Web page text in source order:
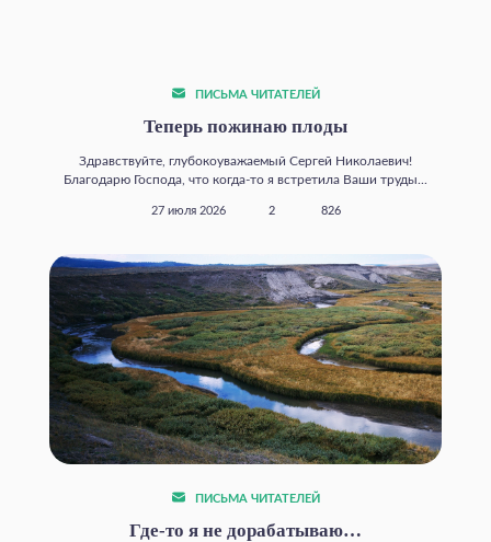
ПИСЬМА ЧИТАТЕЛЕЙ
Теперь пожинаю плоды
Здравствуйте, глубокоуважаемый Сергей Николаевич!
Благодарю Господа, что когда‑то я встретила Ваши труды...
27 июля 2026 2 826
ПИСЬМА ЧИТАТЕЛЕЙ
Где‑то я не дорабатываю…